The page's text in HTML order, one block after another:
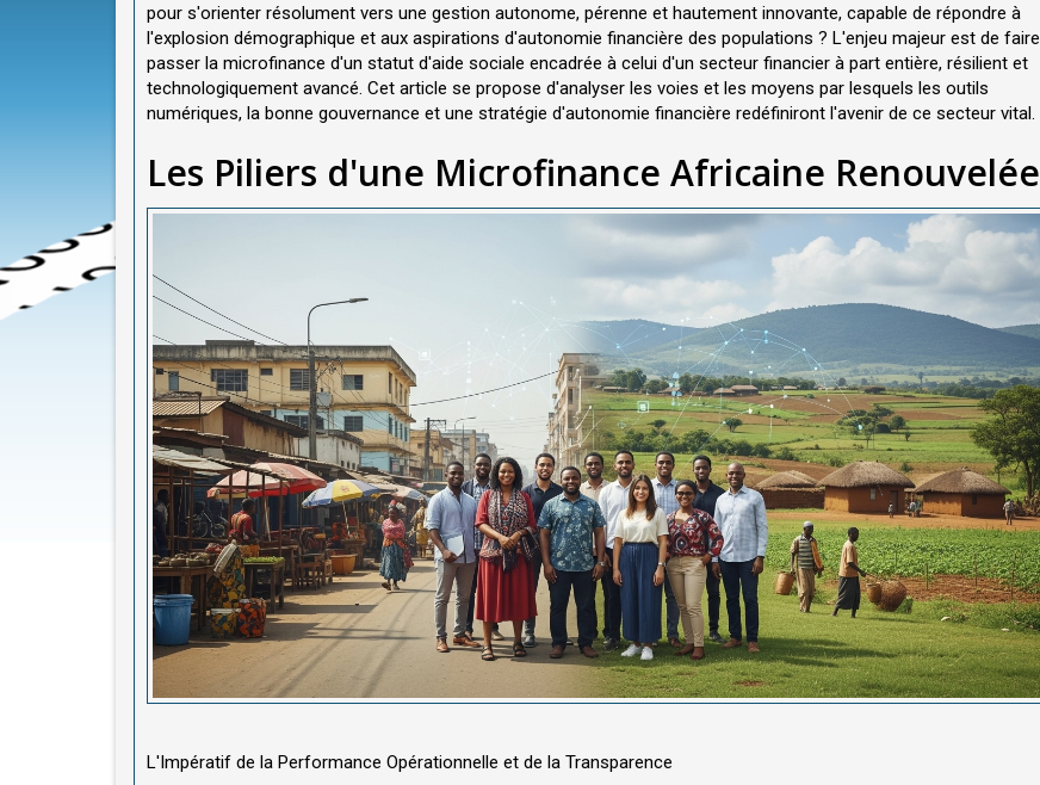
pour s'orienter résolument vers une gestion autonome, pérenne et hautement innovante, capable de répondre à
l'explosion démographique et aux aspirations d'autonomie financière des populations ? L'enjeu majeur est de faire
passer la microfinance d'un statut d'aide sociale encadrée à celui d'un secteur financier à part entière, résilient et
technologiquement avancé. Cet article se propose d'analyser les voies et les moyens par lesquels les outils
numériques, la bonne gouvernance et une stratégie d'autonomie financière redéfiniront l'avenir de ce secteur vital.
Les Piliers d'une Microfinance Africaine Renouvelée
L'Impératif de la Performance Opérationnelle et de la Transparence